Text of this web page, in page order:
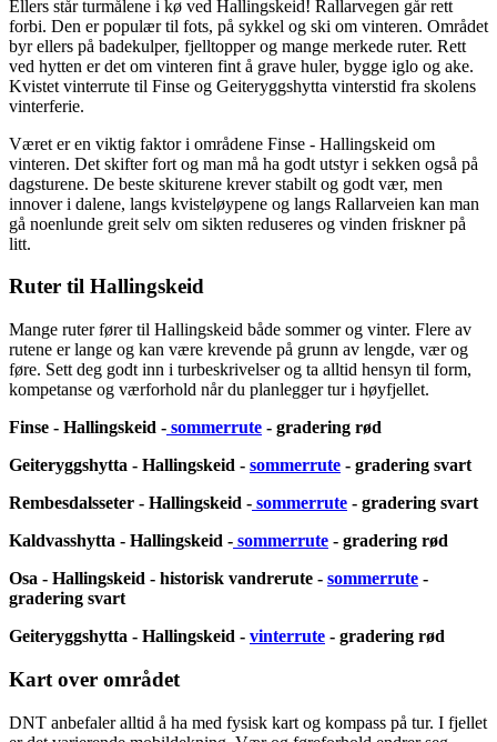
Ellers står turmålene i kø ved Hallingskeid! Rallarvegen går rett
forbi. Den er populær til fots, på sykkel og ski om vinteren. Området
byr ellers på badekulper, fjelltopper og mange merkede ruter. Rett
ved hytten er det om vinteren fint å grave huler, bygge iglo og ake.
Kvistet vinterrute til Finse og Geiteryggshytta vinterstid fra skolens
vinterferie.
Været er en viktig faktor i områdene Finse - Hallingskeid om
vinteren. Det skifter fort og man må ha godt utstyr i sekken også på
dagsturene. De beste skiturene krever stabilt og godt vær, men
innover i dalene, langs kvisteløypene og langs Rallarveien kan man
gå noenlunde greit selv om sikten reduseres og vinden friskner på
litt.
Ruter til Hallingskeid
Mange ruter fører til Hallingskeid både sommer og vinter. Flere av
rutene er lange og kan være krevende på grunn av lengde, vær og
føre. Sett deg godt inn i turbeskrivelser og ta alltid hensyn til form,
kompetanse og værforhold når du planlegger tur i høyfjellet.
Finse - Hallingskeid - sommerrute - gradering rød
Geiteryggshytta - Hallingskeid - sommerrute - gradering svart
Rembesdalsseter - Hallingskeid - sommerrute - gradering svart
Kaldvasshytta - Hallingskeid - sommerrute - gradering rød
Osa - Hallingskeid - historisk vandrerute - sommerrute -
gradering svart
Geiteryggshytta - Hallingskeid - vinterrute - gradering rød
Kart over området
DNT anbefaler alltid å ha med fysisk kart og kompass på tur. I fjellet